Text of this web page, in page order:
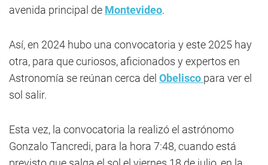
avenida principal de Montevideo.
Así, en 2024 hubo una convocatoria y este 2025 hay
otra, para que curiosos, aficionados y expertos en
Astronomía se reúnan cerca del Obelisco para ver el
sol salir.
Esta vez, la convocatoria la realizó el astrónomo
Gonzalo Tancredi, para la hora 7:48, cuando está